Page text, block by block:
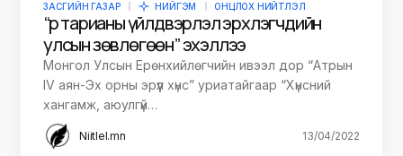
ЗАСГИЙН ГАЗАР НИЙГЭМ ОНЦЛОХ НИЙТЛЭЛ
“Үр тарианы үйлдвэрлэл эрхлэгчдийн
улсын зөвлөгөөн” эхэллээ
Монгол Улсын Ерөнхийлөгчийн ивээл дор “Атрын
IV аян-Эх орны эрүүл хүнс” уриатайгаар “Хүнсний
хангамж, аюулгүй…
Niitlel.mn 13/04/2022